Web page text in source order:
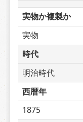
実物か複製か
実物
時代
明治時代
西暦年
1875